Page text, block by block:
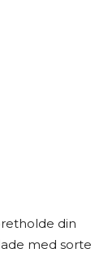
din
med sorte